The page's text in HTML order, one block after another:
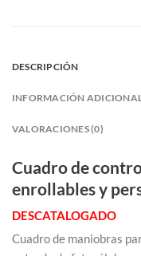
DESCRIPCIÓN
INFORMACIÓN
VALORACIONES (0)
Cuadro de
enrollables y
DESCATALOGADO
Cuadro de maniobras